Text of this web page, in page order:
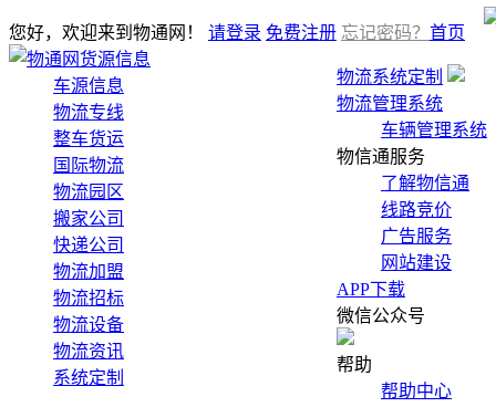
您好，欢迎来到物通网！ 请登录 免费注册 忘记密码？
物流系统定制
物流管理系统
车辆管理系统
物信通服务
了解物信通
线路竞价
广告服务
网站建设
APP下载
微信公众号
帮助
帮助中心
首页
货源信息
车源信息
物流专线
整车货运
国际物流
物流园区
搬家公司
快递公司
物流加盟
物流招标
物流设备
物流资讯
系统定制